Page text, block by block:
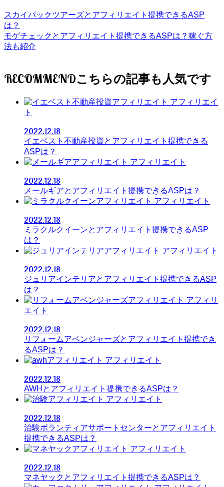
スカイパックツアーズとアフィリエイト提携できるASP
は？
モゲチェックとアフィリエイト提携できるASPは？稼ぐ方
法も紹介
RECOMMEND
アフィリエイ
ト
2022.12.18
イエベスト不動産投資とアフィリエイト提携できる
ASPは？
アフィリエイト
2022.12.18
メールギアとアフィリエイト提携できるASPは？
アフィリエイト
2022.12.18
ミラクルクイーンとアフィリエイト提携できるASP
は？
アフィリエイト
2022.12.18
ジュリアインテリアとアフィリエイト提携できるASP
は？
アフィリ
エイト
2022.12.18
リフォームアベンジャーズとアフィリエイト提携でき
るASPは？
アフィリエイト
2022.12.18
AWHとアフィリエイト提携できるASPは？
アフィリエイト
2022.12.18
治験ボランティアサポートセンターとアフィリエイト
提携できるASPは？
アフィリエイト
2022.12.18
マネヤックとアフィリエイト提携できるASPは？